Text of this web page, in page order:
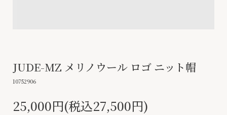
JUDE-MZ メリノウール ロゴ ニット帽
10752906
25,000円(税込27,500円)